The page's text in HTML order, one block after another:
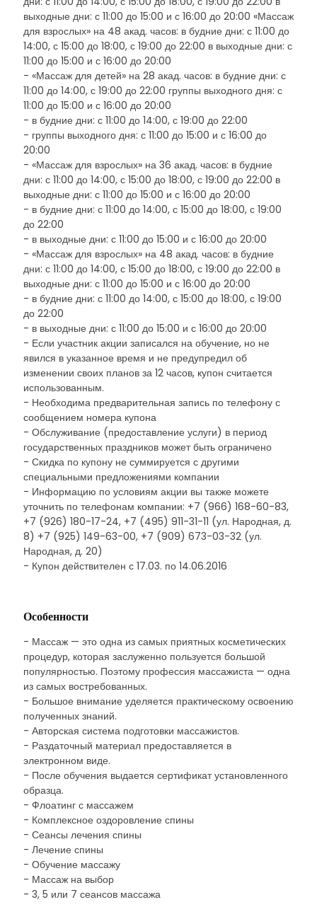
выходные дни: с 11:00 до 15:00 и с 16:00 до 20:00 «Массаж
для взрослых» на 48 акад. часов: в будние дни: с 11:00 до
14:00, с 15:00 до 18:00, с 19:00 до 22:00 в выходные дни: с
11:00 до 15:00 и с 16:00 до 20:00
- «Массаж для детей» на 28 акад. часов: в будние дни: с
11:00 до 14:00, с 19:00 до 22:00 группы выходного дня: с
11:00 до 15:00 и с 16:00 до 20:00
- в будние дни: с 11:00 до 14:00, с 19:00 до 22:00
- группы выходного дня: с 11:00 до 15:00 и с 16:00 до
20:00
- «Массаж для взрослых» на 36 акад. часов: в будние
дни: с 11:00 до 14:00, с 15:00 до 18:00, с 19:00 до 22:00 в
выходные дни: с 11:00 до 15:00 и с 16:00 до 20:00
- в будние дни: с 11:00 до 14:00, с 15:00 до 18:00, с 19:00
до 22:00
- в выходные дни: с 11:00 до 15:00 и с 16:00 до 20:00
- «Массаж для взрослых» на 48 акад. часов: в будние
дни: с 11:00 до 14:00, с 15:00 до 18:00, с 19:00 до 22:00 в
выходные дни: с 11:00 до 15:00 и с 16:00 до 20:00
- в будние дни: с 11:00 до 14:00, с 15:00 до 18:00, с 19:00
до 22:00
- в выходные дни: с 11:00 до 15:00 и с 16:00 до 20:00
- Если участник акции записался на обучение, но не
явился в указанное время и не предупредил об
изменении своих планов за 12 часов, купон считается
использованным.
- Необходима предварительная запись по телефону с
сообщением номера купона
- Обслуживание (предоставление услуги) в период
государственных праздников может быть ограничено
- Скидка по купону не суммируется с другими
специальными предложениями компании
- Информацию по условиям акции вы также можете
уточнить по телефонам компании: +7 (966) 168-60-83,
+7 (926) 180-17-24, +7 (495) 911-31-11 (ул. Народная, д.
8) +7 (925) 149-63-00, +7 (909) 673-03-32 (ул.
Народная, д. 20)
- Купон действителен с 17.03. по 14.06.2016
Особенности
- Массаж — это одна из самых приятных косметических
процедур, которая заслуженно пользуется большой
популярностью. Поэтому профессия массажиста — одна
из самых востребованных.
- Большое внимание уделяется практическому освоению
полученных знаний.
- Авторская система подготовки массажистов.
- Раздаточный материал предоставляется в
электронном виде.
- После обучения выдается сертификат установленного
образца.
- Флоатинг с массажем
- Комплексное оздоровление спины
- Сеансы лечения спины
- Лечение спины
- Обучение массажу
- Массаж на выбор
- 3, 5 или 7 сеансов массажа